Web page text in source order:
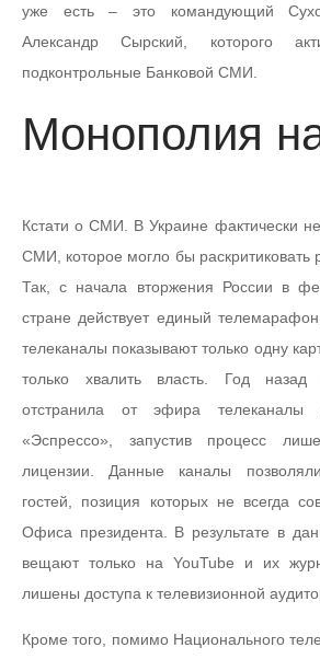
уже есть – это командующий
Александр Сырский, которого
подконтрольные Банковой СМИ.
Монополия
Кстати о СМИ. В Украине фактически
СМИ, которое могло бы раскритиковать
Так, с начала вторжения России в
стране действует единый
телеканалы показывают только одну
только хвалить власть. Год назад
отстранила от эфира
«Эспрессо», запустив процесс
лицензии. Данные каналы
гостей, позиция которых не всегда
Офиса президента. В результате в
вещают только на YouTube и их
лишены доступа к телевизионной
Кроме того, помимо Национального